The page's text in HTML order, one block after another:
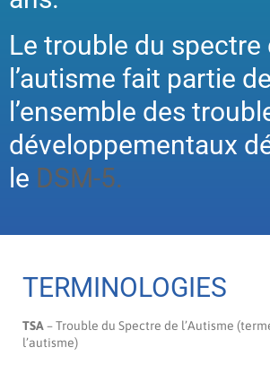
Le trouble du spectre
l’autisme fait partie de
l’ensemble des
développementaux
le DSM-5.
TERMINOLOGIES
TSA– Trouble du Spectre de l’Autisme
l’autisme)